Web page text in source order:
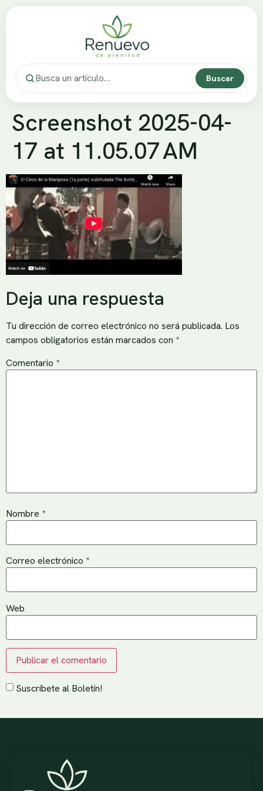
Buscar
Screenshot 2025-04-
17 at 11.05.07 AM
Deja una respuesta
Tu dirección de correo electrónico no será publicada. Los
campos obligatorios están marcados con *
Comentario *
Nombre *
Correo electrónico *
Web
Suscríbete al Boletín!